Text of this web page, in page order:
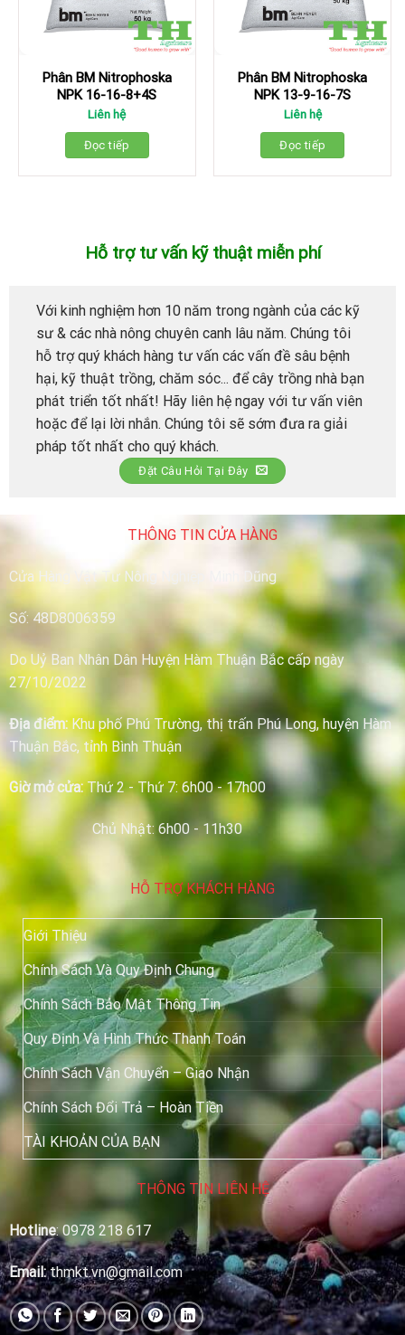
Phân BM Nitrophoska
NPK 16-16-8+4S
Liên hệ
Đọc tiếp
Phân BM Nitrophoska
NPK 13-9-16-7S
Liên hệ
Đọc tiếp
Hỗ trợ tư vấn kỹ thuật miễn phí
Với kinh nghiệm hơn 10 năm trong ngành của các kỹ
sư & các nhà nông chuyên canh lâu năm. Chúng tôi
hỗ trợ quý khách hàng tư vấn các vấn đề sâu bệnh
hại, kỹ thuật trồng, chăm sóc... để cây trồng nhà bạn
phát triển tốt nhất! Hãy liên hệ ngay với tư vấn viên
hoặc để lại lời nhắn. Chúng tôi sẽ sớm đưa ra giải
pháp tốt nhất cho quý khách.
Đặt Câu Hỏi Tại Đây
THÔNG TIN CỬA HÀNG
Cửa Hàng Vật Tư Nông Nghiệp Minh Dũng
Số: 48D8006359
Do Uỷ Ban Nhân Dân Huyện Hàm Thuận Bắc cấp ngày
27/10/2022
Địa điểm:Khu phố Phú Trường, thị trấn Phú Long, huyện Hàm
Thuận Bắc, tỉnh Bình Thuận
Giờ mở cửa: Thứ 2 - Thứ 7: 6h00 - 17h00
Chủ Nhật: 6h00 - 11h30
HỖ TRỢ KHÁCH HÀNG
Giới Thiệu
Chính Sách Và Quy Định Chung
Chính Sách Bảo Mật Thông Tin
Quy Định Và Hình Thức Thanh Toán
Chính Sách Vận Chuyển – Giao Nhận
Chính Sách Đổi Trả – Hoàn Tiền
TÀI KHOẢN CỦA BẠN
THÔNG TIN LIÊN HỆ
Hotline:0978 218 617
Email: thmkt.vn@gmail.com